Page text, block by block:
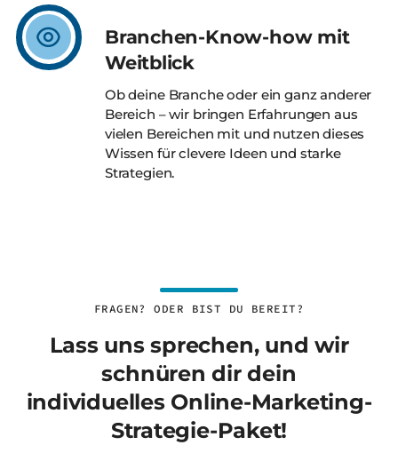
Branchen-Know-how mit
Weitblick
Ob deine Branche oder ein ganz anderer
Bereich – wir bringen Erfahrungen aus
vielen Bereichen mit und nutzen dieses
Wissen für clevere Ideen und starke
Strategien.
FRAGEN? ODER BIST DU BEREIT?
Lass uns sprechen, und wir
schnüren dir dein
individuelles Online-Marketing-
Strategie-Paket!